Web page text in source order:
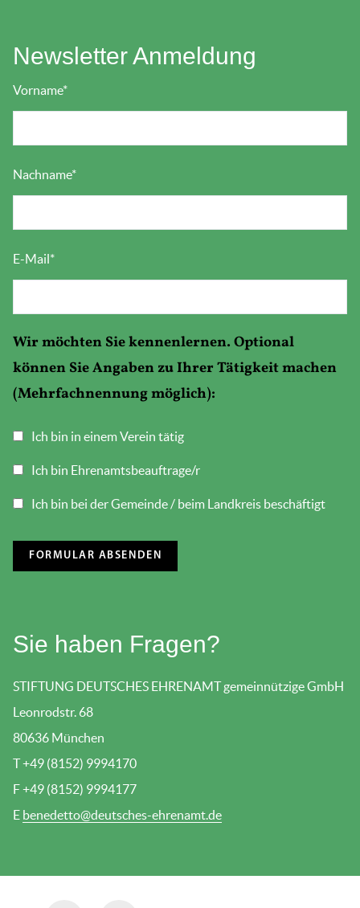
Newsletter Anmeldung
Vorname*
Nachname*
E-Mail*
Wir möchten Sie kennenlernen. Optional
können Sie Angaben zu Ihrer Tätigkeit machen
(Mehrfachnennung möglich):
Ich bin in einem Verein tätig
Ich bin Ehrenamtsbeauftrage/r
Ich bin bei der Gemeinde / beim Landkreis beschäftigt
Sie haben Fragen?
STIFTUNG DEUTSCHES EHRENAMT gemeinnützige GmbH
Leonrodstr. 68
80636 München
T +49 (8152) 9994170
F +49 (8152) 9994177
E benedetto@deutsches-ehrenamt.de